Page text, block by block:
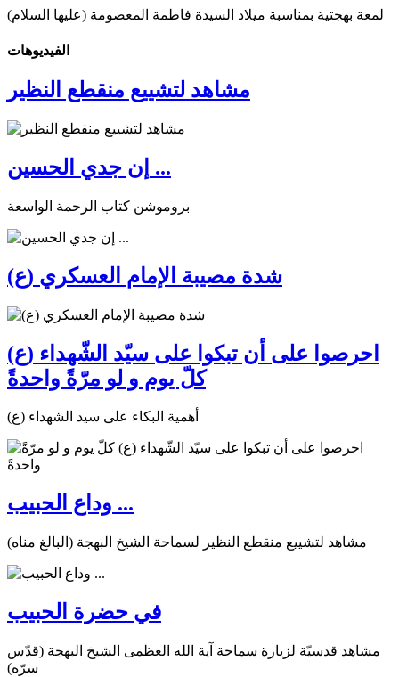
لمعة بهجتية بمناسبة ميلاد السيدة فاطمة المعصومة (عليها السلام)
الفیدیوهات
مشاهد لتشييع منقطع النظير
إن جدي الحسين ...
بروموشن كتاب الرحمة الواسعة
شدة مصيبة الإمام العسكري (ع)
احرصوا على أن تبكوا على سيّد الشّهداء (ع)
كلّ يوم و لو مرّةً واحدةً
أهمية البكاء على سيد الشهداء (ع)
وداع الحبيب ...
مشاهد لتشييع منقطع النظير لسماحة الشيخ البهجة (البالغ مناه)
في حضرة الحبيب
مشاهد قدسيّة لزيارة سماحة آية الله العظمى الشيخ البهجة (قدّس
سرّه)